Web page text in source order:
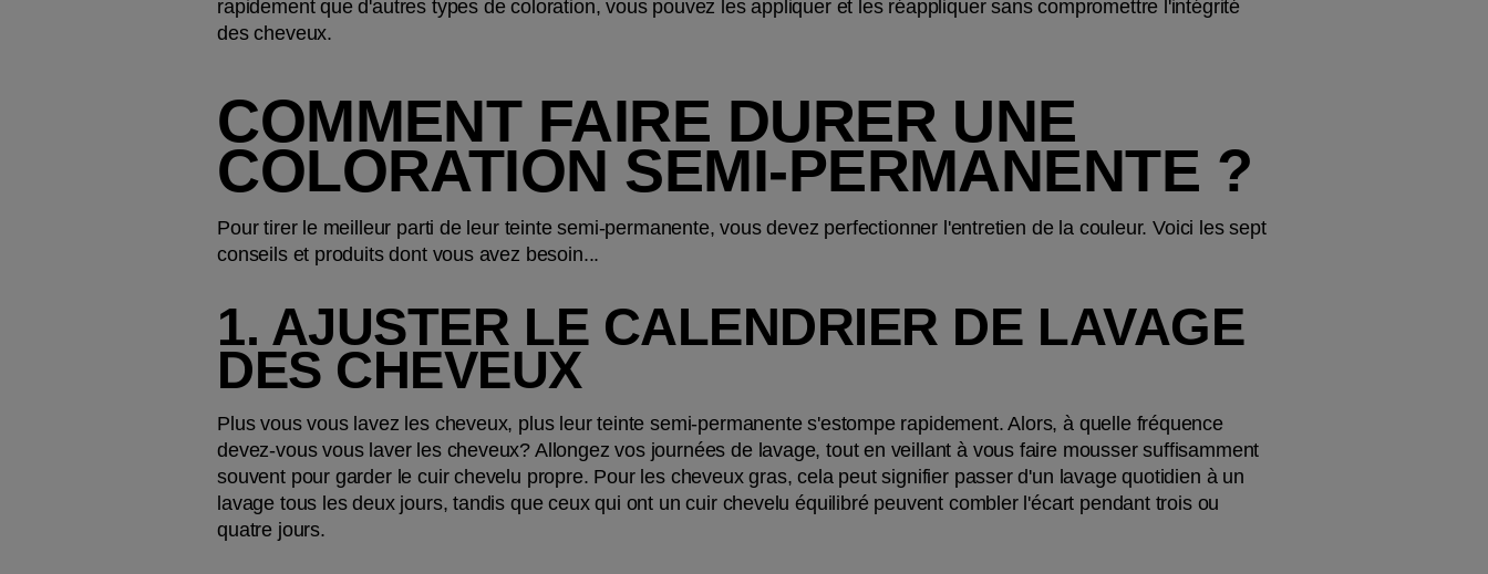
rapidement que d'autres types de coloration, vous pouvez les appliquer et les réappliquer sans compromettre l'intégrité
des cheveux.
COMMENT FAIRE DURER UNE
COLORATION SEMI-PERMANENTE ?
Pour tirer le meilleur parti de leur teinte semi-permanente, vous devez perfectionner l'entretien de la couleur. Voici les sept
conseils et produits dont vous avez besoin...
1. AJUSTER LE CALENDRIER DE LAVAGE
DES CHEVEUX
Plus vous vous lavez les cheveux, plus leur teinte semi-permanente s'estompe rapidement. Alors, à quelle fréquence
devez-vous vous laver les cheveux? Allongez vos journées de lavage, tout en veillant à vous faire mousser suffisamment
souvent pour garder le cuir chevelu propre. Pour les cheveux gras, cela peut signifier passer d'un lavage quotidien à un
lavage tous les deux jours, tandis que ceux qui ont un cuir chevelu équilibré peuvent combler l'écart pendant trois ou
quatre jours.